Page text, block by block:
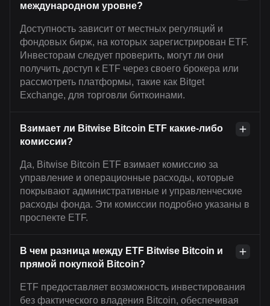
международном уровне?
Доступность зависит от местных регуляций и
фондовых бирж, на которых зарегистрирован ETF.
Инвесторам следует проверить, могут ли они
получить доступ к ETF через своего брокера или
рассмотреть платформы, такие как Bitget
Exchange, для торговли биткоинами.
Взимает ли Bitwise Bitcoin ETF какие-либо
комиссии?
Да, Bitwise Bitcoin ETF взимает комиссию за
управление и операционные расходы, которые
покрывают административные и управленческие
расходы фонда. Эти комиссии подробно указаны в
проспекте ETF.
В чем разница между ETF Bitwise Bitcoin и
прямой покупкой Bitcoin?
ETF предоставляет возможность инвестирования
без фактического владения Bitcoin, обеспечивая